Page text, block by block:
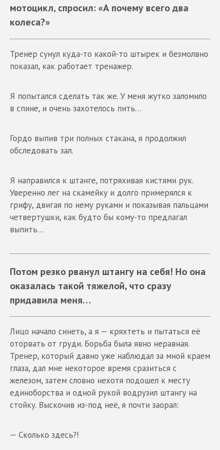
мотоцикл, спросил: «А почему всего два
колеса?»
Тренер сунул куда-то какой-то штырек и безмолвно
показал, как работает тренажер.
Я попытался сделать так же. У меня жутко заломило
в спине, и очень захотелось пить…
Гордо выпив три полных стакана, я продолжил
обследовать зал.
Я направился к штанге, потряхивая кистями рук.
Уверенно лег на скамейку и долго примерялся к
грифу, двигая по нему руками и показывая пальцами
четвертушки, как будто бы кому-то предлагал
выпить…
Потом резко рванул штангу на себя! Но она
оказалась такой тяжелой, что сразу
придавила меня…
Лицо начало синеть, а я — кряхтеть и пытаться её
оторвать от груди. Борьба была явно неравная.
Тренер, который давно уже наблюдал за мной краем
глаза, дал мне некоторое время сразиться с
железом, затем словно нехотя подошел к месту
единоборства и одной рукой водрузил штангу на
стойку. Выскочив из-под неё, я почти заорал:
— Сколько здесь?!